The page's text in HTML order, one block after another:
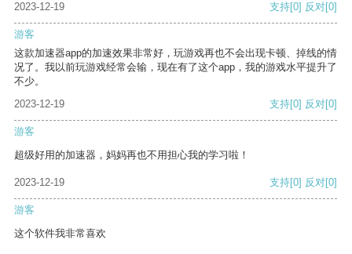
2023-12-19
支持[0] 反对[0]
游客
这款加速器app的加速效果非常好，玩游戏再也不会出现卡顿、掉线的情
况了。我以前玩游戏经常会输，现在有了这个app，我的游戏水平提升了
不少。
2023-12-19
支持[0] 反对[0]
游客
超级好用的加速器，妈妈再也不用担心我的学习啦！
2023-12-19 支持[0] 反对[0]
游客
这个软件我非常喜欢